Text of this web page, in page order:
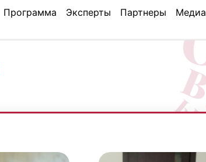
Программа Эксперты Партнеры Медиа